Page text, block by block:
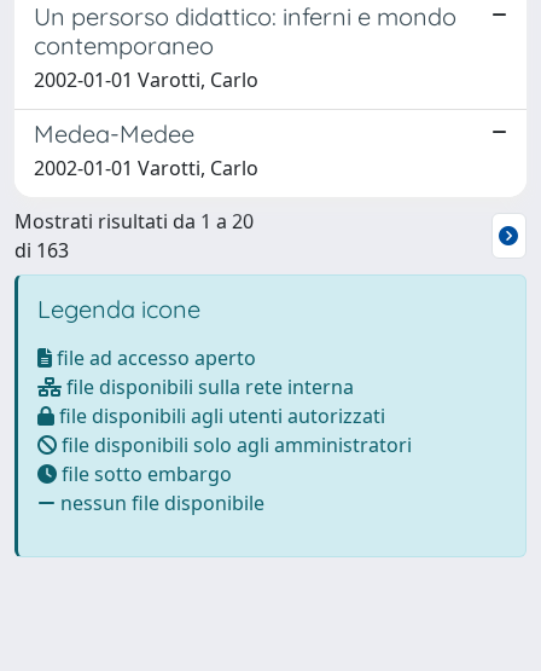
Un persorso didattico: inferni e mondo
contemporaneo
2002-01-01 Varotti, Carlo
Medea-Medee
2002-01-01 Varotti, Carlo
Mostrati risultati da 1 a 20
di 163
Legenda icone
file ad accesso aperto
file disponibili sulla rete interna
file disponibili agli utenti autorizzati
file disponibili solo agli amministratori
file sotto embargo
nessun file disponibile